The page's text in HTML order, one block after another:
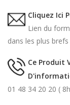
Cliquez Ici
Lien du
dans les plus
Ce Produit
01 48 34 20 20 (